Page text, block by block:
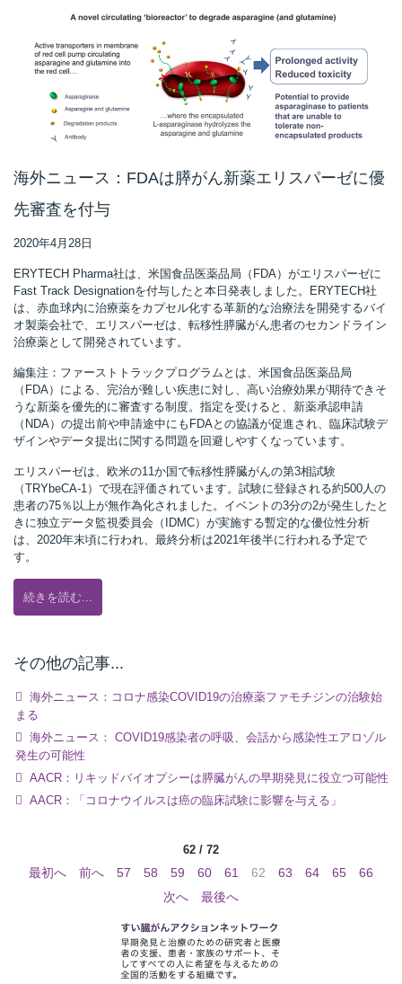
海外ニュース：FDAは膵がん新薬エリスパーゼに優
先審査を付与
2020年4月28日
ERYTECH Pharma社は、米国食品医薬品局（FDA）がエリスパーゼに
Fast Track Designationを付与したと本日発表しました。ERYTECH社
は、赤血球内に治療薬をカプセル化する革新的な治療法を開発するバイ
オ製薬会社で、エリスパーゼは、転移性膵臓がん患者のセカンドライン
治療薬として開発されています。
編集注：ファーストトラックプログラムとは、米国食品医薬品局
（FDA）による、完治が難しい疾患に対し、高い治療効果が期待できそ
うな新薬を優先的に審査する制度。指定を受けると、新薬承認申請
（NDA）の提出前や申請途中にもFDAとの協議が促進され、臨床試験デ
ザインやデータ提出に関する問題を回避しやすくなっています。
エリスパーゼは、欧米の11か国で転移性膵臓がんの第3相試験
（TRYbeCA-1）で現在評価されています。試験に登録される約500人の
患者の75％以上が無作為化されました。イベントの3分の2が発生したと
きに独立データ監視委員会（IDMC）が実施する暫定的な優位性分析
は、2020年末頃に行われ、最終分析は2021年後半に行われる予定で
す。
続きを読む...
その他の記事...
海外ニュース：コロナ感染COVID19の治療薬ファモチジンの治験始
まる
海外ニュース： COVID19感染者の呼吸、会話から感染性エアロゾル
発生の可能性
AACR：リキッドバイオプシーは膵臓がんの早期発見に役立つ可能性
AACR：「コロナウイルスは癌の臨床試験に影響を与える」
62 / 72
最初へ 前へ 57 58 59 60 61 62 63 64 65
66
次へ
最後へ